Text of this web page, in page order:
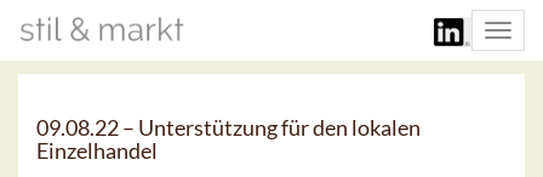
09.08.22 – Unterstützung für den lokalen
Einzelhandel